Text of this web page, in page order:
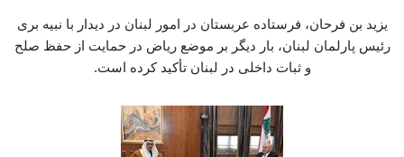
یزید بن فرحان، فرستاده عربستان در امور لبنان در دیدار با نبیه بری
رئیس پارلمان لبنان، بار دیگر بر موضع ریاض در حمایت از حفظ صلح
و ثبات داخلی در لبنان تأکید کرده است.